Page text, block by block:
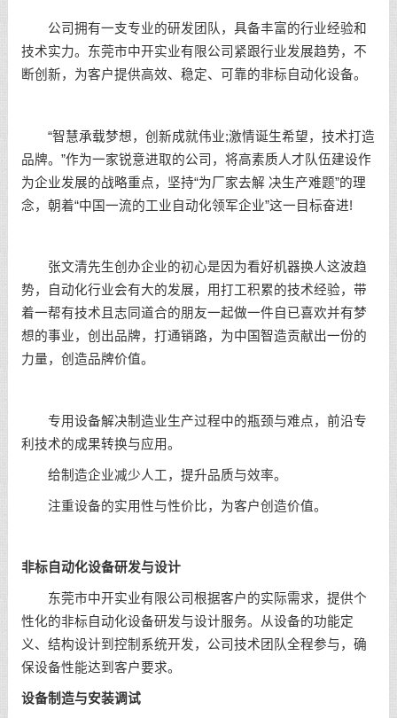
公司拥有一支专业的研发团队，具备丰富的行业经验和
技术实力。东莞市中开实业有限公司紧跟行业发展趋势，不
断创新，为客户提供高效、稳定、可靠的非标自动化设备。
“智慧承载梦想，创新成就伟业;激情诞生希望，技术打造
品牌。”作为一家锐意进取的公司，将高素质人才队伍建设作
为企业发展的战略重点，坚持“为厂家去解 决生产难题”的理
念，朝着“中国一流的工业自动化领军企业”这一目标奋进!
张文清先生创办企业的初心是因为看好机器换人这波趋
势，自动化行业会有大的发展，用打工积累的技术经验，带
着一帮有技术且志同道合的朋友一起做一件自已喜欢并有梦
想的事业，创出品牌，打通销路，为中国智造贡献出一份的
力量，创造品牌价值。
专用设备解决制造业生产过程中的瓶颈与难点，前沿专
利技术的成果转换与应用。
给制造企业减少人工，提升品质与效率。
注重设备的实用性与性价比，为客户创造价值。
非标自动化设备研发与设计
东莞市中开实业有限公司根据客户的实际需求，提供个
性化的非标自动化设备研发与设计服务。从设备的功能定
义、结构设计到控制系统开发，公司技术团队全程参与，确
保设备性能达到客户要求。
设备制造与安装调试